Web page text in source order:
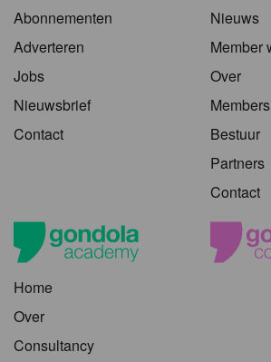
Abonnementen
Adverteren
Jobs
Nieuwsbrief
Contact
Nieuws
Member
Over
Members
Bestuur
Partners
Contact
Home
Over
Consultancy